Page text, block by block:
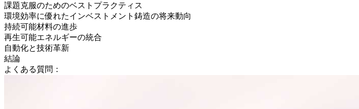
課題克服のためのベストプラクティス
環境効率に優れたインベストメント鋳造の将来動向
持続可能材料の進歩
再生可能エネルギーの統合
自動化と技術革新
結論
よくある質問：